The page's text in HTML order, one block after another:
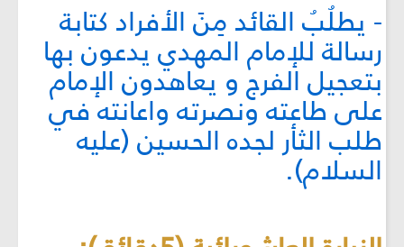
- يطلُبُ القائد مِنَ الأفراد كتابة
رسالة للإمام المهدي يدعون بها
بتعجيل الفرج و يعاهدون الإمام
على طاعته ونصرته واعانته في
طلب الثأر لجده الحسين (عليه
السلام).